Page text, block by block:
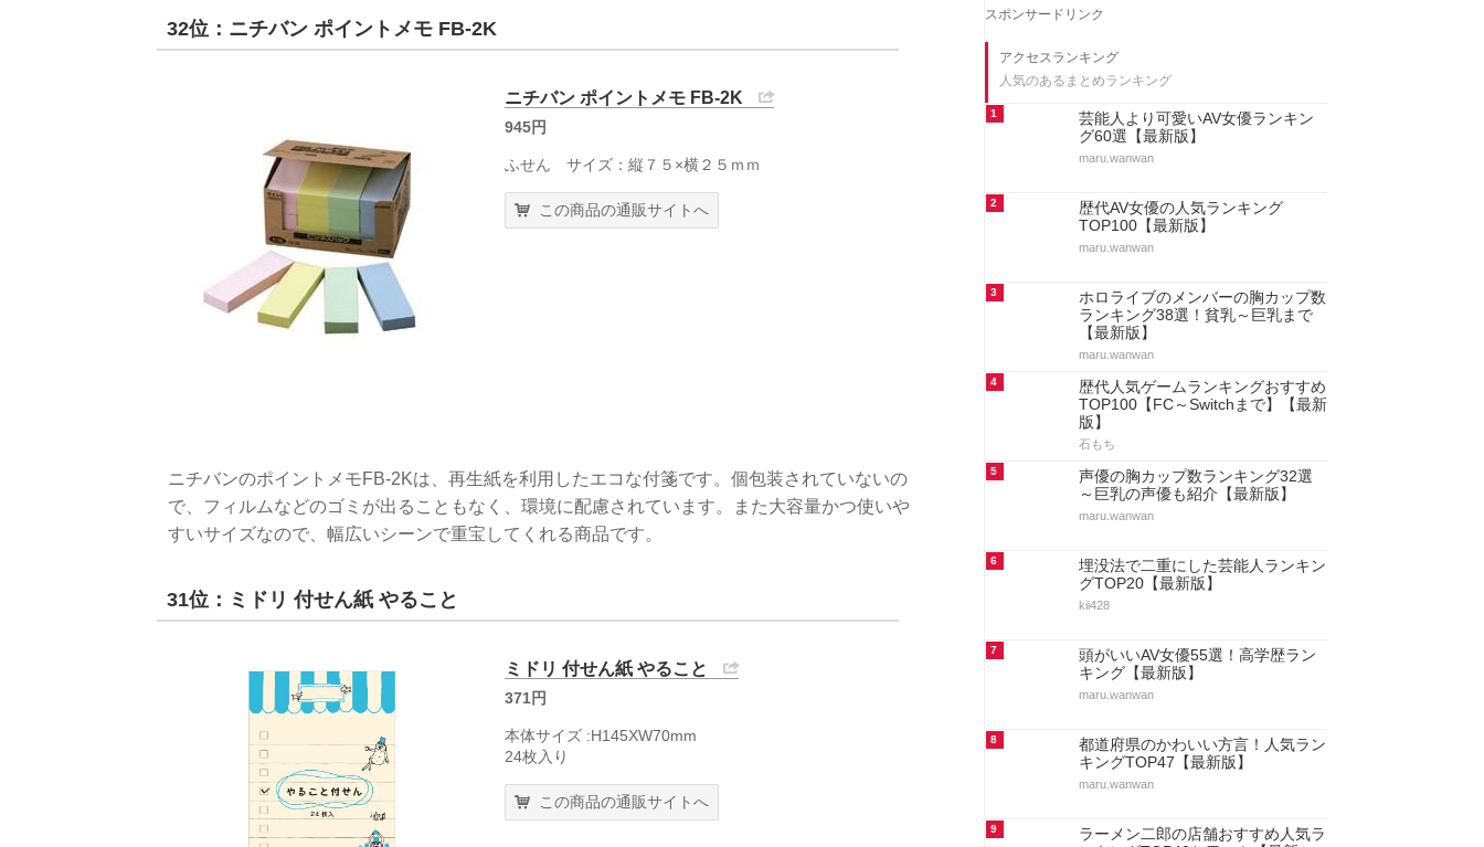
32位：ニチバン ポイントメモ FB-2K
ニチバン ポイントメモ FB-2K
945円
ふせん サイズ：縦７５×横２５ｍｍ
この商品の通販サイトへ
ニチバンのポイントメモFB-2Kは、再生紙を利用したエコな付箋です。個包装されていないの
で、フィルムなどのゴミが出ることもなく、環境に配慮されています。また大容量かつ使いや
すいサイズなので、幅広いシーンで重宝してくれる商品です。
31位：ミドリ 付せん紙 やること
ミドリ 付せん紙 やること
371円
本体サイズ :H145XW70mm
24枚入り
この商品の通販サイトへ
スポンサードリンク
アクセスランキング
人気のあるまとめランキング
1
芸能人より可愛いAV女優ランキン
グ60選【最新版】
maru.wanwan
2
歴代AV女優の人気ランキング
TOP100【最新版】
maru.wanwan
3
ホロライブのメンバーの胸カップ数
ランキング38選！貧乳～巨乳まで
【最新版】
maru.wanwan
4
歴代人気ゲームランキングおすすめ
TOP100【FC～Switchまで】【最新
版】
石もち
5
声優の胸カップ数ランキング32選
～巨乳の声優も紹介【最新版】
maru.wanwan
6
埋没法で二重にした芸能人ランキン
グTOP20【最新版】
kii428
7
頭がいいAV女優55選！高学歴ラン
キング【最新版】
maru.wanwan
8
都道府県のかわいい方言！人気ラン
キングTOP47【最新版】
maru.wanwan
9
ラーメン二郎の店舗おすすめ人気ラ